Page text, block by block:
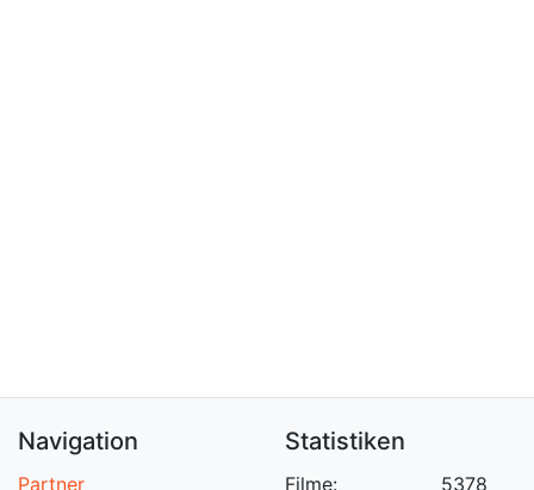
Navigation
Partner
Statistiken
Filme: 5378